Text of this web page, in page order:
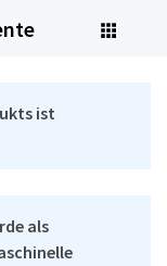
ist
als